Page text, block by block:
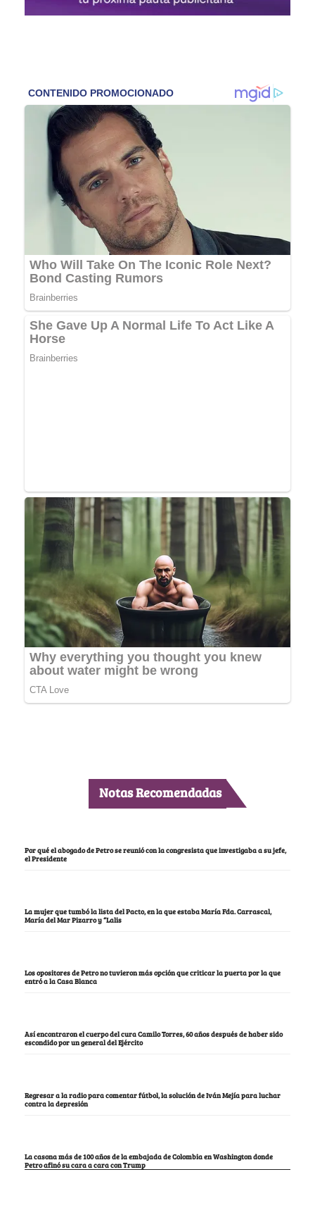
Notas Recomendadas
Por qué el abogado de Petro se reunió con la congresista que investigaba a su jefe,
el Presidente
La mujer que tumbó la lista del Pacto, en la que estaba María Fda. Carrascal,
María del Mar Pizarro y “Lalis
Los opositores de Petro no tuvieron más opción que criticar la puerta por la que
entró a la Casa Blanca
Así encontraron el cuerpo del cura Camilo Torres, 60 años después de haber sido
escondido por un general del Ejército
Regresar a la radio para comentar fútbol, la solución de Iván Mejía para luchar
contra la depresión
La casona más de 100 años de la embajada de Colombia en Washington donde
Petro afinó su cara a cara con Trump